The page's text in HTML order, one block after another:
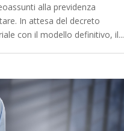
alla previdenza
In attesa del decreto
con il modello definitivo, il...